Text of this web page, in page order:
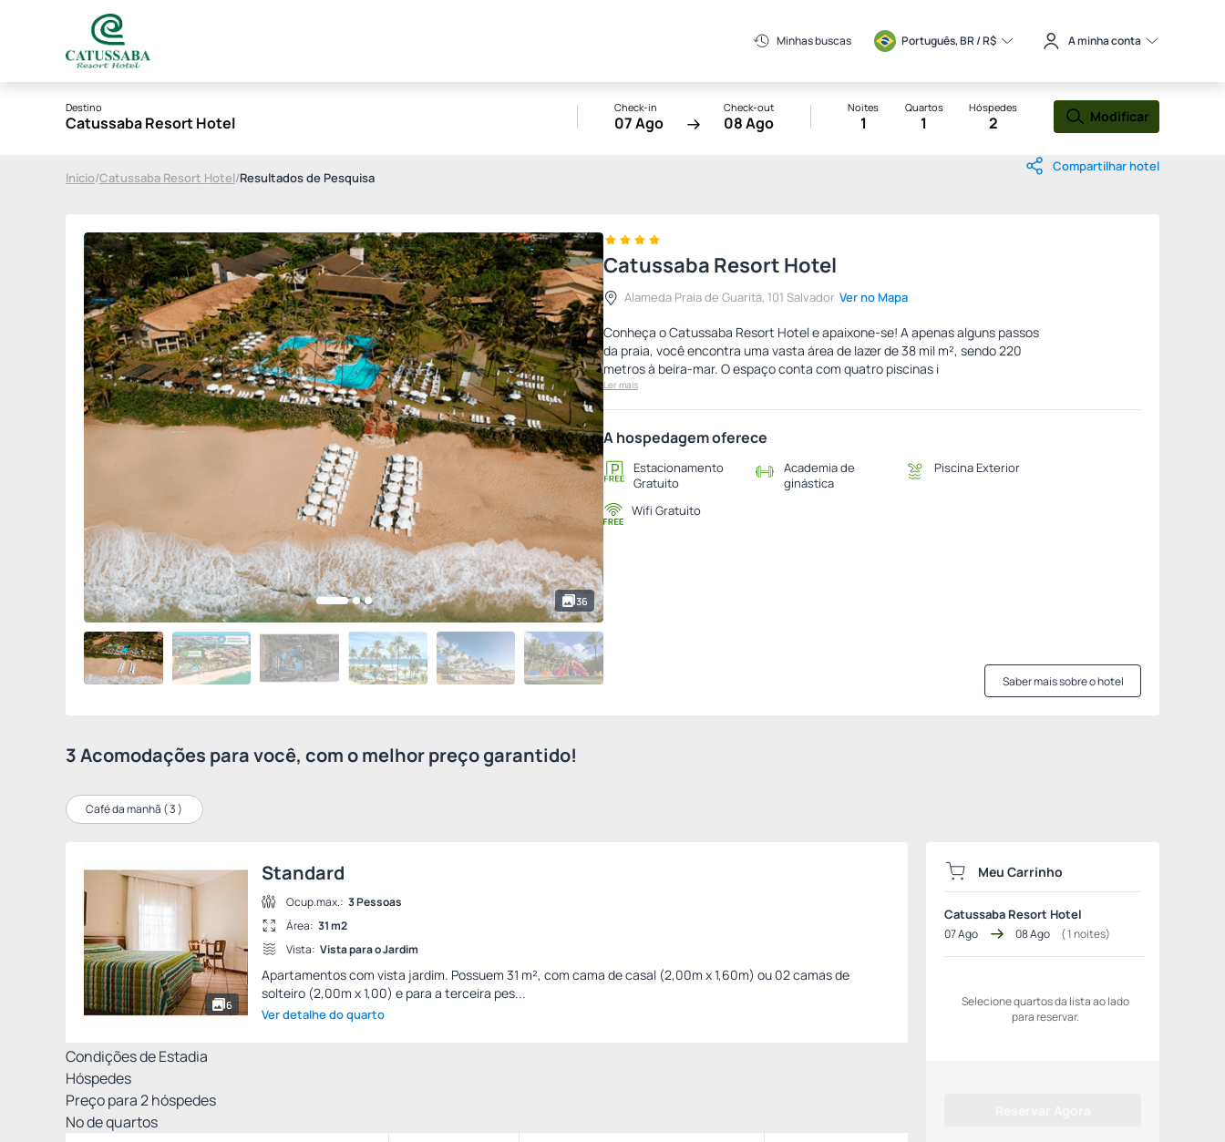
Minhas buscas Português, BR / R$ A minha conta
Destino
Catussaba Resort Hotel
Check-in
07 Ago
Check-out
08 Ago
Noites
1
Quartos
1
Hóspedes
2 Modificar
Início/Catussaba Resort Hotel/Resultados de Pesquisa
Compartilhar hotel
36
Catussaba Resort Hotel
Alameda Praia de Guaritá, 101 Salvador Ver no Mapa
Conheça o Catussaba Resort Hotel e apaixone-se! A apenas alguns passos
da praia, você encontra uma vasta área de lazer de 38 mil m², sendo 220
metros à beira-mar. O espaço conta com quatro piscinas i
Ler mais
A hospedagem oferece
Estacionamento
Gratuito
Academia de
ginástica
Piscina Exterior
Wifi Gratuito
Saber mais sobre o hotel
3 Acomodações para você, com o melhor preço garantido!
Café da manhã (3)
6
Standard
Ocup.max.: 3 Pessoas
Área: 31 m2
Vista: Vista para o Jardim
Apartamentos com vista jardim. Possuem 31 m², com cama de casal (2,00m x 1,60m) ou 02 camas de
solteiro (2,00m x 1,00) e para a terceira pes...
Ver detalhe do quarto
Condições de Estadia
Hóspedes
Preço para2hóspedes
Nº de quartos
Meu Carrinho
Catussaba Resort Hotel
07 Ago 08 Ago (1noites)
Selecione quartos da lista ao lado
para reservar.